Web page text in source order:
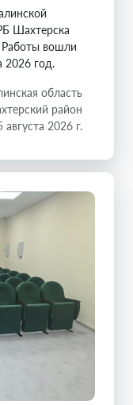
Шахтерска
Работы вошли
2026 год.
область
район
августа 2026 г.